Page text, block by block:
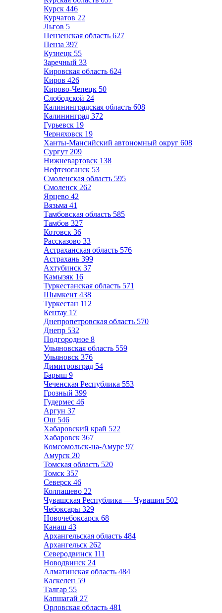
Курск 446
Курчатов 22
Льгов 5
Пензенская область 627
Пенза 397
Кузнецк 55
Заречный 33
Кировская область 624
Киров 426
Кирово-Чепецк 50
Слободской 24
Калининградская область 608
Калининград 372
Гурьевск 19
Черняховск 19
Ханты-Мансийский автономный округ 608
Сургут 209
Нижневартовск 138
Нефтеюганск 53
Смоленская область 595
Смоленск 262
Ярцево 42
Вязьма 41
Тамбовская область 585
Тамбов 327
Котовск 36
Рассказово 33
Астраханская область 576
Астрахань 399
Ахтубинск 37
Камызяк 16
Туркестанская область 571
Шымкент 438
Туркестан 112
Кентау 17
Днепропетровская область 570
Днепр 532
Подгородное 8
Ульяновская область 559
Ульяновск 376
Димитровград 54
Барыш 9
Чеченская Республика 553
Грозный 399
Гудермес 46
Аргун 37
Ош 546
Хабаровский край 522
Хабаровск 367
Комсомольск-на-Амуре 97
Амурск 20
Томская область 520
Томск 357
Северск 46
Колпашево 22
Чувашская Республика — Чувашия 502
Чебоксары 329
Новочебоксарск 68
Канаш 43
Архангельская область 484
Архангельск 262
Северодвинск 111
Новодвинск 24
Алматинская область 484
Каскелен 59
Талгар 55
Капшагай 27
Орловская область 481